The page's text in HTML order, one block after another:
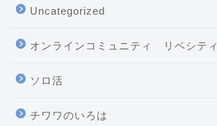
Uncategorized
オンラインコミュニティ リベシティ
ソロ活
チワワのいろは